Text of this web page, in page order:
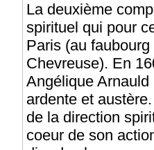
La deuxième
spirituel qui pour
Paris (au
Chevreuse). En
Angélique Arnauld
ardente et
de la direction
coeur de son